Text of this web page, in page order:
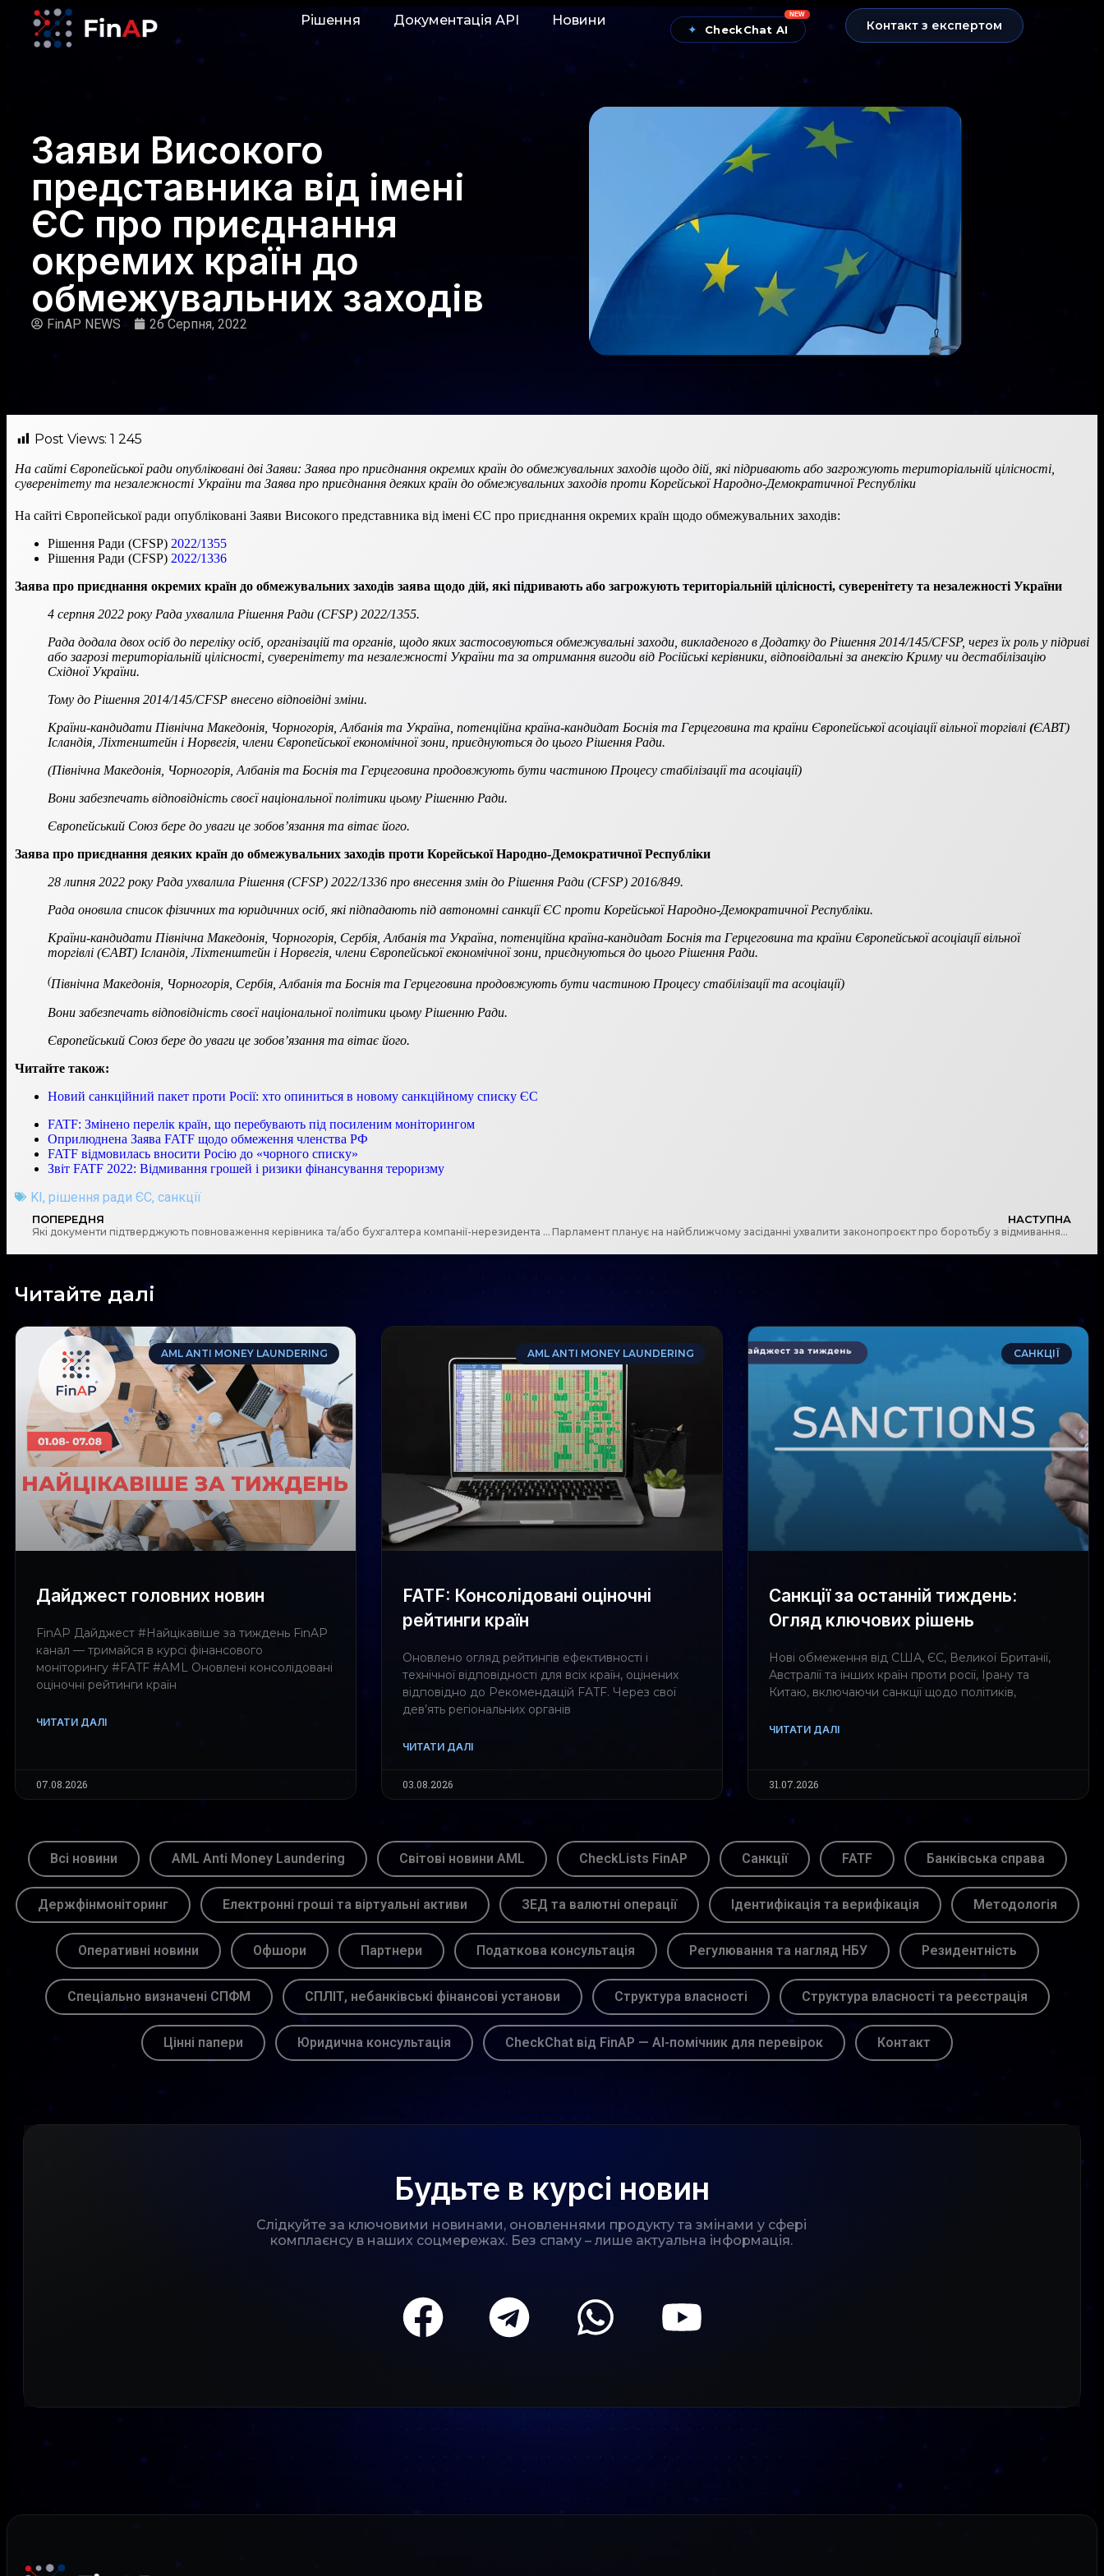
Рішення Документація АРІ Новини
✦ CheckChat AI
NEW
Контакт з експертом
Заяви Високого
представника від імені
ЄС про приєднання
окремих країн до
обмежувальних заходів
FinAP NEWS 26 Серпня, 2022
Post Views: 1 245
На сайті Європейської ради опубліковані дві Заяви: Заява про приєднання окремих країн до обмежувальних заходів щодо дій, які підривають або загрожують територіальній цілісності,
суверенітету та незалежності України та Заява про приєднання деяких країн до обмежувальних заходів проти Корейської Народно-Демократичної Республіки
На сайті Європейської ради опубліковані Заяви Високого представника від імені ЄС про приєднання окремих країн щодо обмежувальних заходів:
Рішення Ради (CFSP) 2022/1355
Рішення Ради (CFSP) 2022/1336
Заява про приєднання окремих країн до обмежувальних заходів заява щодо дій, які підривають або загрожують територіальній цілісності, суверенітету та незалежності України
4 серпня 2022 року Рада ухвалила Рішення Ради (CFSP) 2022/1355.
Рада додала двох осіб до переліку осіб, організацій та органів, щодо яких застосовуються обмежувальні заходи, викладеного в Додатку до Рішення 2014/145/CFSP, через їх роль у підриві
або загрозі територіальній цілісності, суверенітету та незалежності України та за отримання вигоди від Російські керівники, відповідальні за анексію Криму чи дестабілізацію
Східної України.
Тому до Рішення 2014/145/CFSP внесено відповідні зміни.
Країни-кандидати Північна Македонія, Чорногорія, Албанія та Україна, потенційна країна-кандидат Боснія та Герцеговина та країни Європейської асоціації вільної торгівлі (ЄАВТ)
Ісландія, Ліхтенштейн і Норвегія, члени Європейської економічної зони, приєднуються до цього Рішення Ради.
(Північна Македонія, Чорногорія, Албанія та Боснія та Герцеговина продовжують бути частиною Процесу стабілізації та асоціації)
Вони забезпечать відповідність своєї національної політики цьому Рішенню Ради.
Європейський Союз бере до уваги це зобов’язання та вітає його.
Заява про приєднання деяких країн до обмежувальних заходів проти Корейської Народно-Демократичної Республіки
28 липня 2022 року Рада ухвалила Рішення (CFSP) 2022/1336 про внесення змін до Рішення Ради (CFSP) 2016/849.
Рада оновила список фізичних та юридичних осіб, які підпадають під автономні санкції ЄС проти Корейської Народно-Демократичної Республіки.
Країни-кандидати Північна Македонія, Чорногорія, Сербія, Албанія та Україна, потенційна країна-кандидат Боснія та Герцеговина та країни Європейської асоціації вільної
торгівлі (ЄАВТ) Ісландія, Ліхтенштейн і Норвегія, члени Європейської економічної зони, приєднуються до цього Рішення Ради.
(Північна Македонія, Чорногорія, Сербія, Албанія та Боснія та Герцеговина продовжують бути частиною Процесу стабілізації та асоціації)
Вони забезпечать відповідність своєї національної політики цьому Рішенню Ради.
Європейський Союз бере до уваги це зобов’язання та вітає його.
Читайте також:
Новий санкційний пакет проти Росії: хто опиниться в новому санкційному списку ЄС
FATF: Змінено перелік країн, що перебувають під посиленим моніторингом
Оприлюднена Заява FATF щодо обмеження членства РФ
FATF відмовилась вносити Росію до «чорного списку»
Звіт FATF 2022: Відмивання грошей і ризики фінансування тероризму
KI, рішення ради ЄС, санкції
ПОПЕРЕДНЯ
Які документи підтверджують повноваження керівника та/або бухгалтера компанії-нерезидента або її відокремленого підрозділу?
НАСТУПНА
Парламент планує на найближчому засіданні ухвалити законопроєкт про боротьбу з відмиванням грошей відповідно до стандартів FATF
Читайте далі
AML ANTI MONEY LAUNDERING
Дайджест головних новин
FinAP Дайджест #Найцікавіше за тиждень FinAP
канал — тримайся в курсі фінансового
моніторингу #FATF #AML Оновлені консолідовані
оціночні рейтинги країн
ЧИТАТИ ДАЛІ
07.08.2026
AML ANTI MONEY LAUNDERING
FATF: Консолідовані оціночні
рейтинги країн
Оновлено огляд рейтингів ефективності і
технічної відповідності для всіх країн, оцінених
відповідно до Рекомендацій FATF. Через свої
дев’ять регіональних органів
ЧИТАТИ ДАЛІ
03.08.2026
САНКЦІЇ
Санкції за останній тиждень:
Огляд ключових рішень
Нові обмеження від США, ЄС, Великої Британії,
Австралії та інших країн проти росії, Ірану та
Китаю, включаючи санкції щодо політиків,
ЧИТАТИ ДАЛІ
31.07.2026
Всі новини AML Anti Money Laundering Світові новини AML CheckLists FinAP Санкції FATF Банківська справа
Держфінмоніторинг Електронні гроші та віртуальні активи ЗЕД та валютні операції Ідентифікація та верифікація Методологія
Оперативні новини Офшори Партнери Податкова консультація Регулювання та нагляд НБУ Резидентність
Спеціально визначені СПФМ СПЛІТ, небанківські фінансові установи Структура власності Структура власності та реєстрація
Цінні папери Юридична консультація CheckChat від FinAP — AI-помічник для перевірок Контакт
Будьте в курсі новин
Слідкуйте за ключовими новинами, оновленнями продукту та змінами у сфері
комплаєнсу в наших соцмережах. Без спаму – лише актуальна інформація.